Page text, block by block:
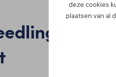
deze cookies
plaatsen van al
in